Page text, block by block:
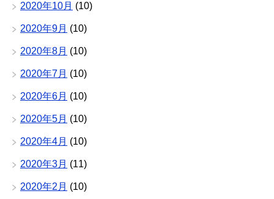
2020年10月 (10)
2020年9月 (10)
2020年8月 (10)
2020年7月 (10)
2020年6月 (10)
2020年5月 (10)
2020年4月 (10)
2020年3月 (11)
2020年2月 (10)